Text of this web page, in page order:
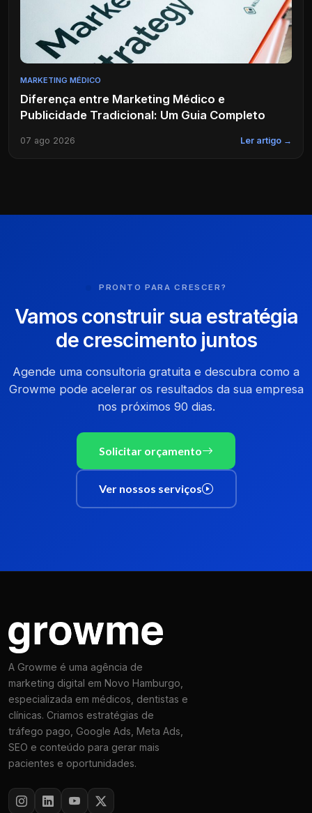
MARKETING MÉDICO
Diferença entre Marketing Médico e
Publicidade Tradicional: Um Guia Completo
07 ago 2026 Ler artigo →
PRONTO PARA CRESCER?
Vamos construir sua estratégia
de crescimento juntos
Agende uma consultoria gratuita e descubra como a
Growme pode acelerar os resultados da sua empresa
nos próximos 90 dias.
Solicitar orçamento
Ver nossos serviços
A Growme é uma agência de
marketing digital em Novo Hamburgo,
especializada em médicos, dentistas e
clínicas. Criamos estratégias de
tráfego pago, Google Ads, Meta Ads,
SEO e conteúdo para gerar mais
pacientes e oportunidades.